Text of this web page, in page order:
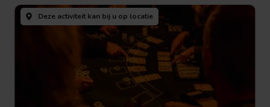
deze
activiteitDeze activiteit kan bij u op locatie